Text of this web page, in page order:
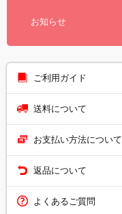
お知らせ
ご利用ガイド
送料について
お支払い方法について
返品について
よくあるご質問